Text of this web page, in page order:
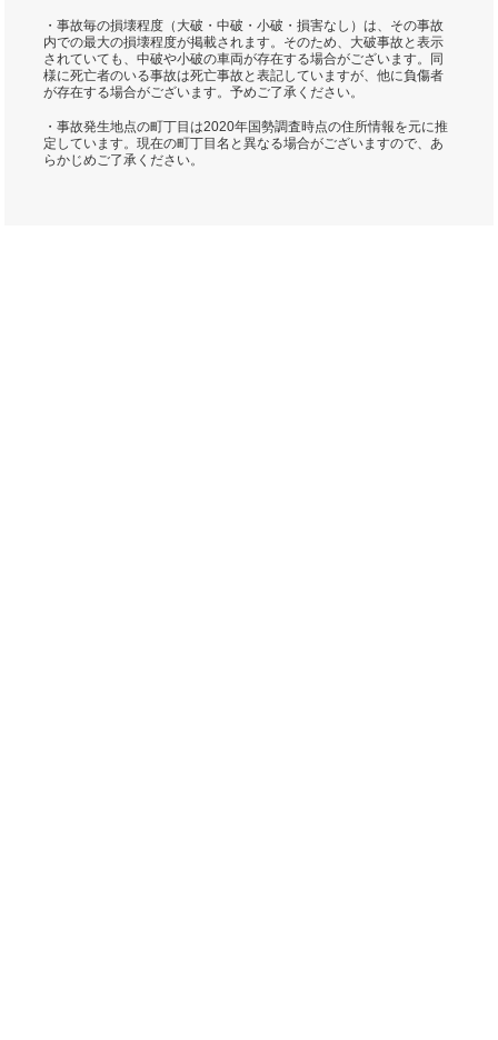
・事故毎の損壊程度（大破・中破・小破・損害なし）は、その事故
内での最大の損壊程度が掲載されます。そのため、大破事故と表示
されていても、中破や小破の車両が存在する場合がございます。同
様に死亡者のいる事故は死亡事故と表記していますが、他に負傷者
が存在する場合がございます。予めご了承ください。
・事故発生地点の町丁目は2020年国勢調査時点の住所情報を元に推
定しています。現在の町丁目名と異なる場合がございますので、あ
らかじめご了承ください。